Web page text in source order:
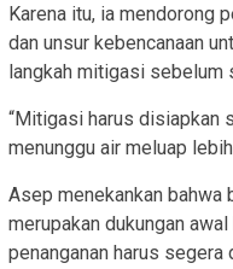
Karena itu, ia mendorong
dan unsur kebencanaan
langkah mitigasi sebelum
“Mitigasi harus disiapkan
menunggu air meluap
Asep menekankan bahwa
merupakan dukungan
penanganan harus